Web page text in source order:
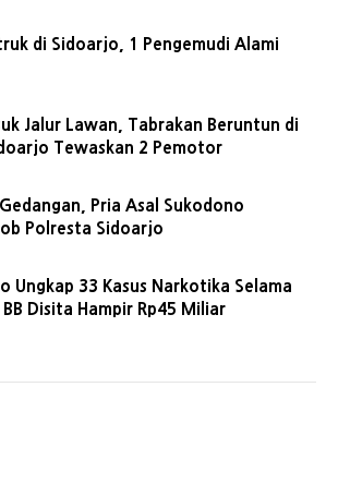
di Sidoarjo, 1 Pengemudi Alami
Jalur Lawan, Tabrakan Beruntun di
Tewaskan 2 Pemotor
Pria Asal Sukodono
Polresta Sidoarjo
Ungkap 33 Kasus Narkotika Selama
Disita Hampir Rp45 Miliar